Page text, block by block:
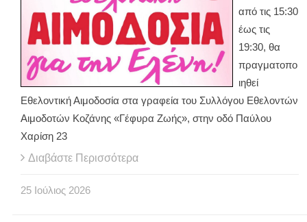
από τις 15:30
έως τις
19:30, θα
πραγματοπο
ιηθεί
Εθελοντική Αιμοδοσία στα γραφεία του Συλλόγου Εθελοντών
Αιμοδοτών Κοζάνης «Γέφυρα Ζωής», στην οδό Παύλου
Χαρίση 23
Διαβάστε Περισσότερα
25 Ιούλιος 2026